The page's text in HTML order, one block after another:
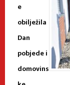
e
obilježila
Dan
pobjede i
domovins